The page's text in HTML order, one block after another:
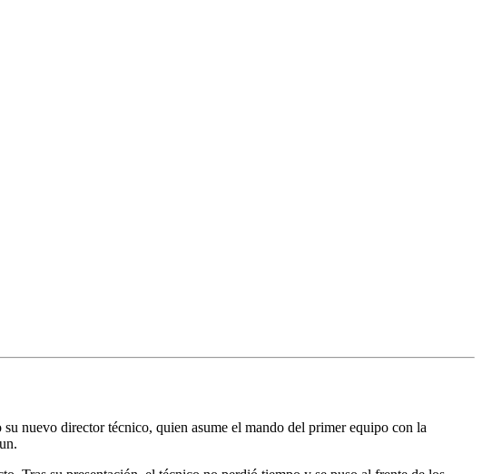
nuevo director técnico, quien asume el mando del primer equipo con la